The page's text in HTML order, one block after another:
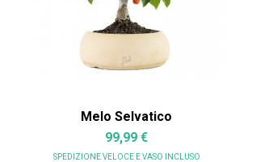
Melo Selvatico
99,99 €
SPEDIZIONE VELOCE E VASO INCLUSO